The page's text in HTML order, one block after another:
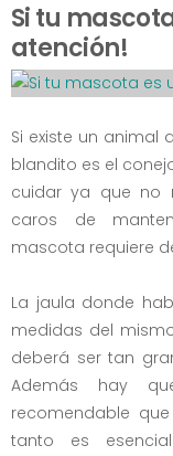
Si tu
atención!
Si existe un
blandito es el
cuidar ya que no
caros de
mascota requiere
La jaula donde
medidas del
deberá ser tan
Además hay
recomendable
tanto es